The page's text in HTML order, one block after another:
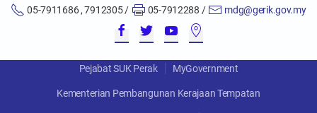
05-7911686 , 7912305 /
05-7912288 / mdg@gerik.gov.my
Pejabat SUK Perak MyGovernment
Kementerian Pembangunan Kerajaan Tempatan